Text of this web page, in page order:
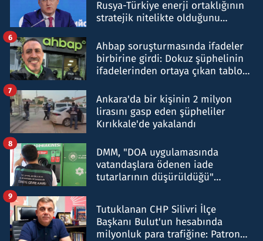
Rusya-Türkiye enerji ortaklığının
stratejik nitelikte olduğunu
Ahbap soruşturmasında ifadeler
birbirine girdi: Dokuz şüphelinin
ifadelerinden ortaya çıkan tablo
6
Ankara'da bir kişinin 2 milyon
lirasını gasp eden şüpheliler
Kırıkkale'de yakalandı
7
DMM, "DOA uygulamasında
vatandaşlara ödenen iade
tutarlarının düşürüldüğü"
8
Tutuklanan CHP Silivri İlçe
Başkanı Bulut'un hesabında
milyonluk para trafiğine: Patron
9